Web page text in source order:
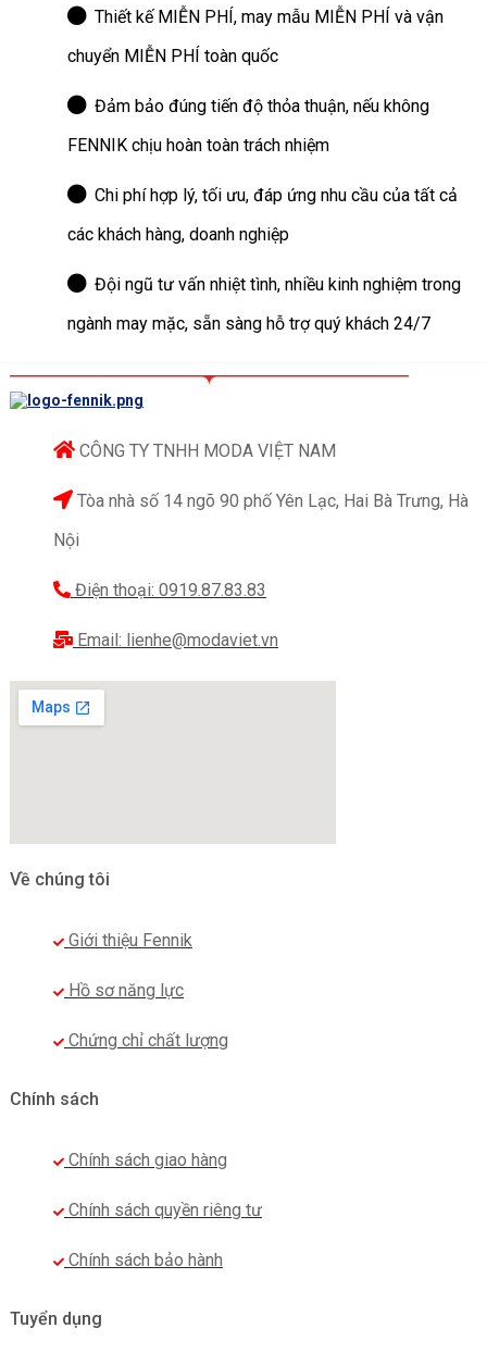
Thiết kế MIỄN PHÍ, may mẫu MIỄN PHÍ và vận
chuyển MIỄN PHÍ toàn quốc
Đảm bảo đúng tiến độ thỏa thuận, nếu không
FENNIK chịu hoàn toàn trách nhiệm
Chi phí hợp lý, tối ưu, đáp ứng nhu cầu của tất cả
các khách hàng, doanh nghiệp
Đội ngũ tư vấn nhiệt tình, nhiều kinh nghiệm trong
ngành may mặc, sẵn sàng hỗ trợ quý khách 24/7
CÔNG TY TNHH MODA VIỆT NAM
Tòa nhà số 14 ngõ 90 phố Yên Lạc, Hai Bà Trưng, Hà
Nội
Điện thoại: 0919.87.83.83
Email: lienhe@modaviet.vn
Về chúng tôi
Giới thiệu Fennik
Hồ sơ năng lực
Chứng chỉ chất lượng
Chính sách
Chính sách giao hàng
Chính sách quyền riêng tư
Chính sách bảo hành
Tuyển dụng